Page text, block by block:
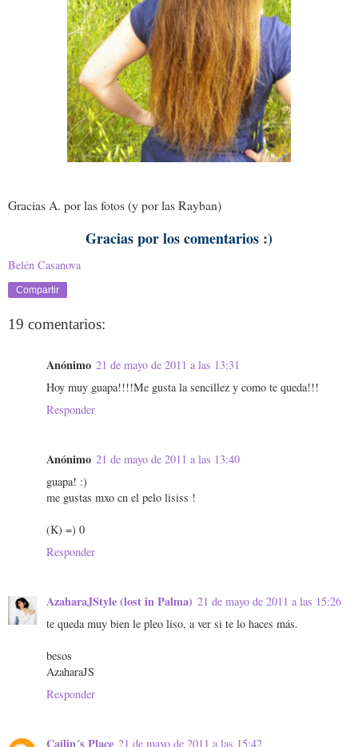
Gracias A. por las fotos (y por las Rayban)
Gracias por los comentarios :)
Belén Casanova
Compartir
19 comentarios:
Anónimo 21 de mayo de 2011 a las 13:31
Hoy muy guapa!!!!Me gusta la sencillez y como te queda!!!
Responder
Anónimo 21 de mayo de 2011 a las 13:40
guapa! :)
me gustas mxo cn el pelo lisiss !
(K) =) 0
Responder
AzaharaJStyle (lost in Palma) 21 de mayo de 2011 a las 15:26
te queda muy bien le pleo liso, a ver si te lo haces más.
besos
AzaharaJS
Responder
Cailin´s Place 21 de mayo de 2011 a las 15:42